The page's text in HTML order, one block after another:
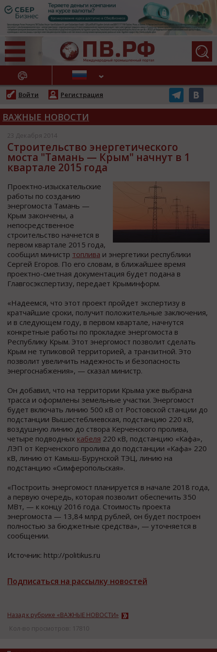
НОВОСТИ
Войти Регистрация
ВАЖНЫЕ НОВОСТИ
23 Декабря 2014
Строительство энергетического
моста "Тамань — Крым" начнут в 1
квартале 2015 года
Проектно-изыскательские
работы по созданию
энергомоста Тамань —
Крым закончены, а
непосредственное
строительство начнется в
первом квартале 2015 года,
сообщил министр топлива и энергетики республики
Сергей Егоров. По его словам, в ближайшее время
проектно-сметная документация будет подана в
Главгосэкспертизу, передает Крыминформ.
«Надеемся, что этот проект пройдет экспертизу в
кратчайшие сроки, получит положительные заключения,
и в следующем году, в первом квартале, начнутся
конкретные работы по прокладке энергомоста в
Республику Крым. Этот энергомост позволит сделать
Крым не тупиковой территорией, а транзитной. Это
позволит увеличить надежность и безопасность
энергоснабжения», — сказал министр.
Он добавил, что на территории Крыма уже выбрана
трасса и оформлены земельные участки. Энергомост
будет включать линию 500 кВ от Ростовской станции до
подстанции Вышестеблиевская, подстанцию 220 кВ,
воздушную линию до створа Керченского пролива,
четыре подводных кабеля 220 кВ, подстанцию «Кафа»,
ЛЭП от Керченского пролива до подстанции «Кафа» 220
кВ, линию от Камыш-Бурунской ТЭЦ, линию на
подстанцию «Симферопольская».
«Построить энергомост планируется в начале 2018 года,
а первую очередь, которая позволит обеспечить 350
МВт, — к концу 2016 года. Стоимость проекта
энергомоста — 13,84 млрд рублей, он будет построен
полностью за бюджетные средства», — уточняется в
сообщении.
Источник: http://politikus.ru
Подписаться на рассылку новостей
Назад к рубрике «ВАЖНЫЕ НОВОСТИ»
Кол-во просмотров: 17810